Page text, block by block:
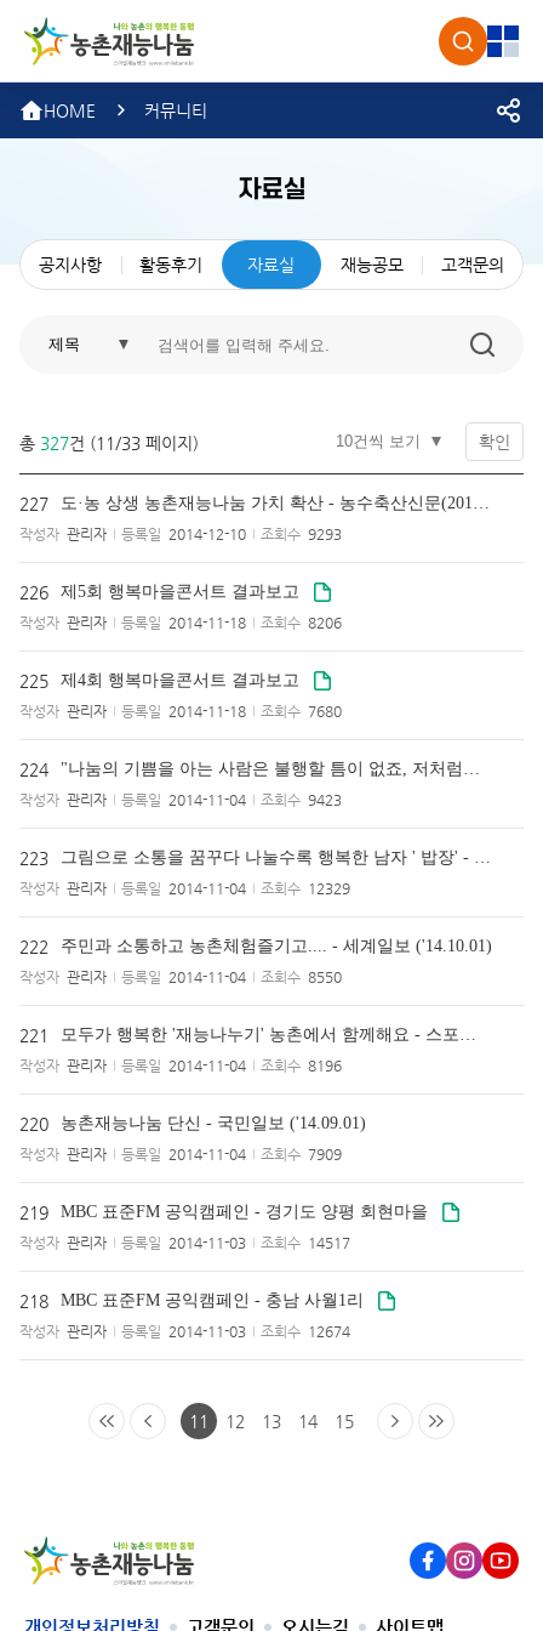
농촌 검색
HOME 커뮤니티
자료실
공지사항 활동후기 자료실 재능공모 고객문의
총 327건 (11/33 페이지) 확인
227 도·농 상생 농촌재능나눔 가치 확산 - 농수축산신문(2014.10.28.)
작성자 관리자 등록일 2014-12-10 조회수 9293
226 제5회 행복마을콘서트 결과보고
작성자 관리자 등록일 2014-11-18 조회수 8206
225 제4회 행복마을콘서트 결과보고
작성자 관리자 등록일 2014-11-18 조회수 7680
224 "나눔의 기쁨을 아는 사람은 불행할 틈이 없죠, 저처럼요" - 동아일보 ('14.09.19)
작성자 관리자 등록일 2014-11-04 조회수 9423
223 그림으로 소통을 꿈꾸다 나눌수록 행복한 남자 ' 밥장' - 동아일보 ('14.08.28)
작성자 관리자 등록일 2014-11-04 조회수 12329
222 주민과 소통하고 농촌체험즐기고.... - 세계일보 ('14.10.01)
작성자 관리자 등록일 2014-11-04 조회수 8550
221 모두가 행복한 '재능나누기' 농촌에서 함께해요 - 스포츠월드('14.09.24)
작성자 관리자 등록일 2014-11-04 조회수 8196
220 농촌재능나눔 단신 - 국민일보 ('14.09.01)
작성자 관리자 등록일 2014-11-04 조회수 7909
219 MBC 표준FM 공익캠페인 - 경기도 양평 회현마을
작성자 관리자 등록일 2014-11-03 조회수 14517
218 MBC 표준FM 공익캠페인 - 충남 사월1리
작성자 관리자 등록일 2014-11-03 조회수 12674
11 12 13 14 15
개인정보처리방침 고객문의 오시는길 사이트맵
FacebookInstagram